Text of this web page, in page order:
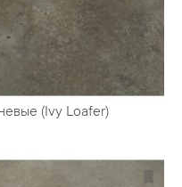
(Ivy Loafer)